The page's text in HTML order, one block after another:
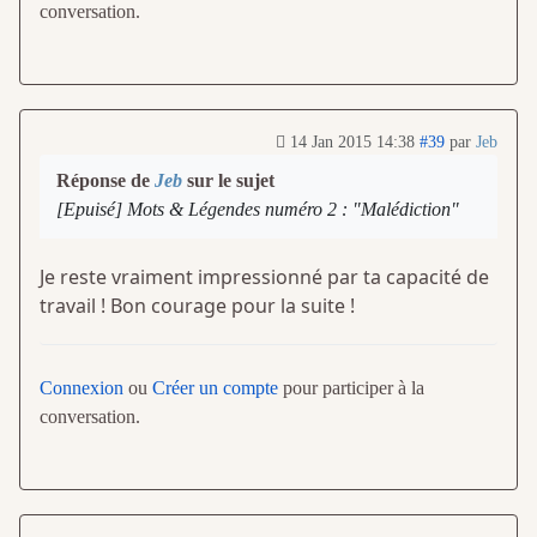
conversation.
14 Jan 2015 14:38 #39 par Jeb
Réponse de Jeb sur le sujet
[Epuisé] Mots & Légendes numéro 2 : "Malédiction"
Je reste vraiment impressionné par ta capacité de
travail ! Bon courage pour la suite !
Connexion ou Créer un compte pour participer à la
conversation.